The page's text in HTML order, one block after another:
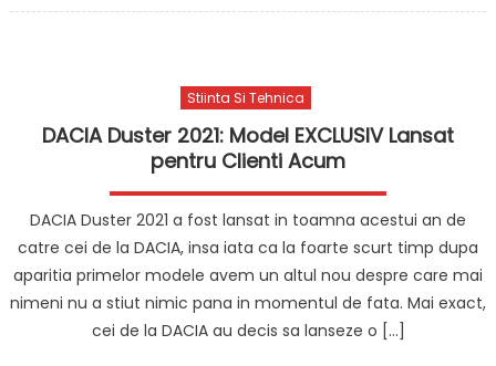
Stiinta Si Tehnica
DACIA Duster 2021: Model EXCLUSIV Lansat
pentru Clienti Acum
DACIA Duster 2021 a fost lansat in toamna acestui an de
catre cei de la DACIA, insa iata ca la foarte scurt timp dupa
aparitia primelor modele avem un altul nou despre care mai
nimeni nu a stiut nimic pana in momentul de fata. Mai exact,
cei de la DACIA au decis sa lanseze o […]